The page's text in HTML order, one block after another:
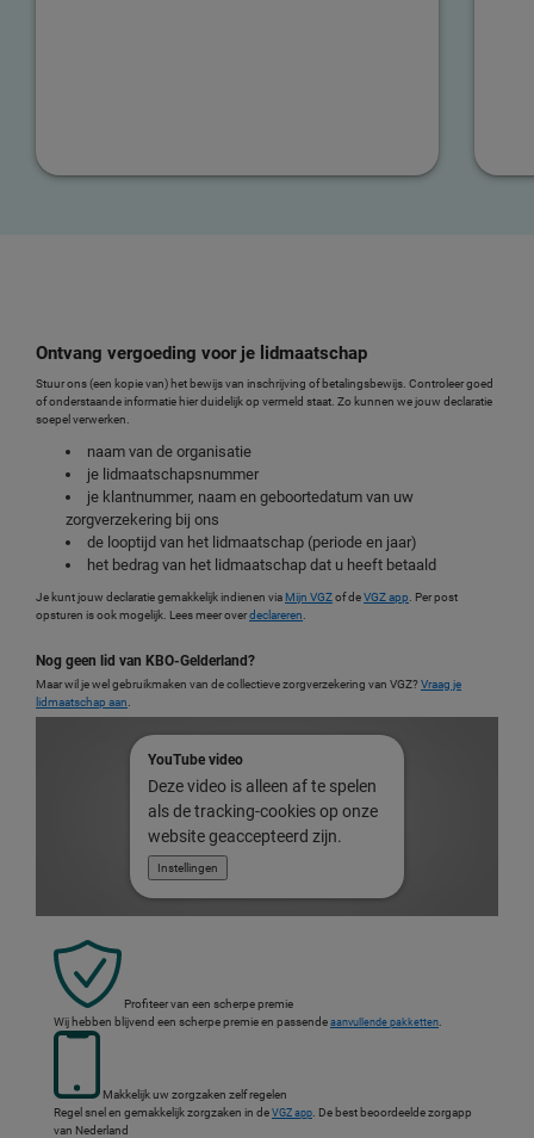
Ontvang vergoeding voor je lidmaatschap
Stuur ons (een kopie van) het bewijs van inschrijving of betalingsbewijs. Controleer goed
of onderstaande informatie hier duidelijk op vermeld staat. Zo kunnen we jouw declaratie
soepel verwerken.
naam van de organisatie
je lidmaatschapsnummer
je klantnummer, naam en geboortedatum van uw
zorgverzekering bij ons
de looptijd van het lidmaatschap (periode en jaar)
het bedrag van het lidmaatschap dat u heeft betaald
Je kunt jouw declaratie gemakkelijk indienen via Mijn VGZof deVGZ app . Per post
opsturen is ook mogelijk. Lees meer overdeclareren
Nog geen lid van KBO-Gelderland?
Maar wil je wel gebruikmaken van de collectieve zorgverzekering van VGZ?Vraag je
lidmaatschap aan
YouTube video
Deze video is alleen af te spelen
als de tracking-cookies op onze
website geaccepteerd zijn.
Instellingen
Profiteer van een scherpe premie
Wij hebben blijvend een scherpe premie en passende aanvullende pakketten
Makkelijk uw zorgzaken zelf regelen
Regel snel en gemakkelijk zorgzaken in de VGZ app . De best beoordeelde zorgapp
van Nederland